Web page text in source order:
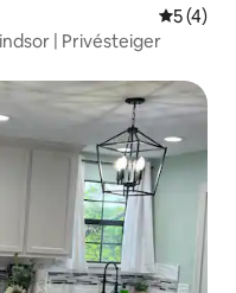
5 (4)
| Privésteiger